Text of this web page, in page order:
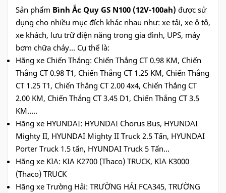
Sản phẩm Bình Ắc Quy GS N100 (12V-100ah) được sử
dụng cho nhiều mục đích khác nhau như: xe tải, xe ô tô,
xe khách, lưu trữ điện năng trong gia đình, UPS, máy
bơm chữa cháy… Cụ thể là:
Hãng xe Chiến Thắng: Chiến Thắng CT 0.98 KM, Chiến
Thắng CT 0.98 T1, Chiến Thắng CT 1.25 KM, Chiến Thắng
CT 1.25 T1, Chiến Thắng CT 2.00 4x4, Chiến Thắng CT
2.00 KM, Chiến Thắng CT 3.45 D1, Chiến Thắng CT 3.5
KM…..
Hãng xe HYUNDAI: HYUNDAI Chorus Bus, HYUNDAI
Mighty II, HYUNDAI Mighty II Truck 2.5 Tấn, HYUNDAI
Porter Truck 1.5 tấn, HYUNDAI Truck 5 Tấn…
Hãng xe KIA: KIA K2700 (Thaco) TRUCK, KIA K3000
(Thaco) TRUCK
Hãng xe Trường Hải: TRƯỜNG HẢI FCA345, TRƯỜNG